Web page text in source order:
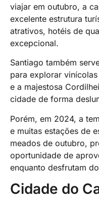
viajar em outubro, a
excelente estrutura
atrativos, hotéis de
excepcional.
Santiago também
para explorar
e a majestosa
cidade de forma
Porém, em 2024, a
e muitas estações de
meados de outubro,
oportunidade de
enquanto desfrutam
Cidade do